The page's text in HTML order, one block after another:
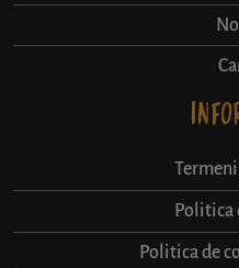
Politica
Politica de